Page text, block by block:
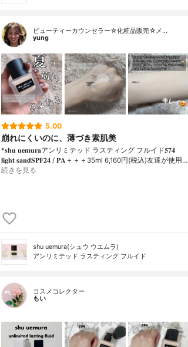
ビューティーカウンセラー☆化粧品販売☆メ…
yung
5.00
崩れにくいのに、薄づき素肌美
*𝐬𝐡𝐮 𝐮𝐞𝐦𝐮𝐫𝐚アンリミテッド ラスティング フルイド𝟓𝟕𝟒
𝐥𝐢𝐠𝐡𝐭 𝐬𝐚𝐧𝐝𝐒𝐏𝐅𝟐𝟒 / 𝐏𝐀＋＋＋⁡35ml 6,160円(税込)⁡友達が使用…
続きを見る
shu uemura(シュウ ウエムラ)
アンリミテッド ラスティング フルイド
コスメコレクター
もい